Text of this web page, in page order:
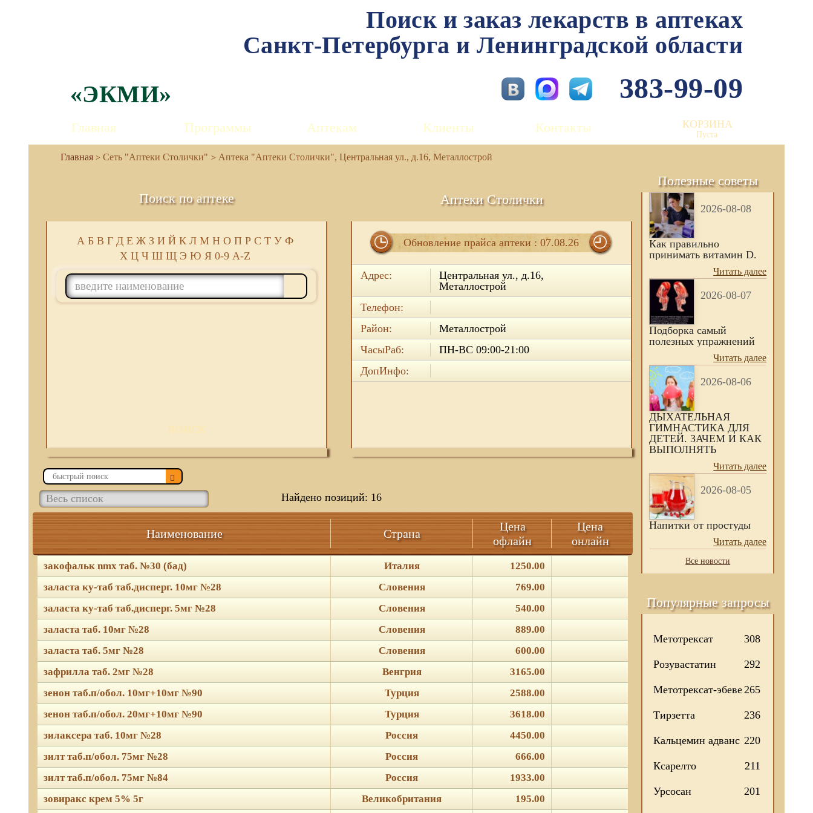
Поиск и заказ лекарств в аптеках
Санкт-Петербурга и Ленинградской области
383-99-09
«ЭКМИ»
Главная Программы Аптекам Клиенты Контакты КОРЗИНА
Пуста
Сеть "Аптеки Столички" Аптека "Аптеки Столички", Центральная ул., д.16, Металлострой
Поиск по аптеке
А Б В Г Д Е Ж З И Й К Л М Н О П Р С Т У Ф
Х Ц Ч Ш Щ Э Ю Я 0-9 A-Z
ПОИСК
Аптеки Столички
Обновление прайса аптеки : 07.08.26
Адрес:
Центральная ул., д.16,
Металлострой
Телефон:
Район:
Металлострой
ЧасыРаб:
ПН-ВС 09:00-21:00
ДопИнфо:
Найдено позиций: 16
Наименование Страна
Цена
офлайн
Цена
онлайн
закофальк nmx таб. №30 (бад) Италия
1250.00
заласта ку-таб таб.дисперг. 10мг №28
Словения
769.00
заласта ку-таб таб.дисперг. 5мг №28
Словения
540.00
заласта таб. 10мг №28
Словения
889.00
заласта таб. 5мг №28
Словения
600.00
зафрилла таб. 2мг №28
Венгрия
3165.00
зенон таб.п/обол. 10мг+10мг №90
Турция
2588.00
зенон таб.п/обол. 20мг+10мг №90
Турция
3618.00
зилаксера таб. 10мг №28
Россия
4450.00
зилт таб.п/обол. 75мг №28
Россия
666.00
зилт таб.п/обол. 75мг №84
Россия
1933.00
зовиракс крем 5% 5г
Великобритания 195.00
Полезные советы
2026-08-08
Как правильно
принимать витамин D.
Читать далее
2026-08-07
Подборка самый
полезных упражнений
Читать далее
2026-08-06
ДЫХАТЕЛЬНАЯ
ГИМНАСТИКА ДЛЯ
ДЕТЕЙ. ЗАЧЕМ И КАК
ВЫПОЛНЯТЬ
Читать далее
2026-08-05
Напитки от простуды
Читать далее
Все новости
Популярные запросы
Метотрексат 308
Розувастатин 292
Метотрексат-эбеве265
Тирзетта 236
Кальцемин адванс 220
Ксарелто 211
Урсосан 201